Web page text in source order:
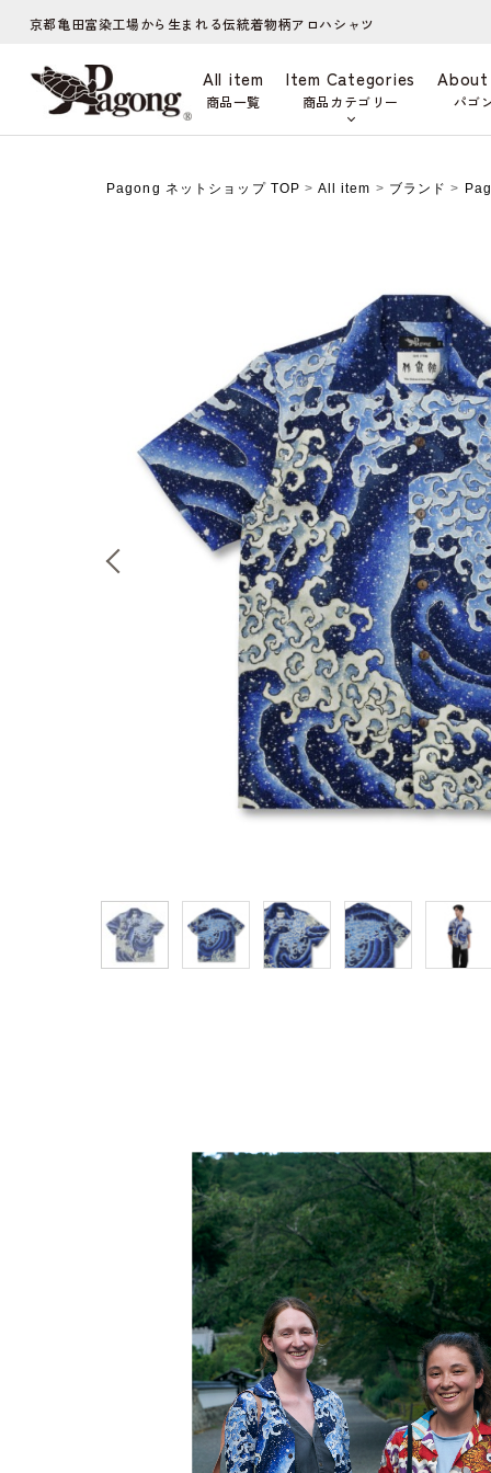
京都亀田富染工場から生まれる伝統着物柄アロハシャツ
All item
商品一覧
Item Categories
商品カテゴリー
About
パゴ
Pagong ネットショップ TOP > All item > ブランド >